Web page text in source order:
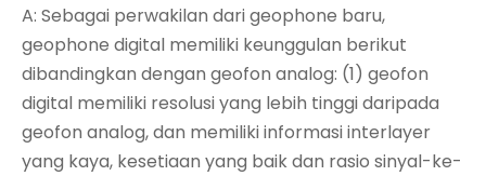
A: Sebagai perwakilan dari geophone baru,
geophone digital memiliki keunggulan berikut
dibandingkan dengan geofon analog: (1) geofon
digital memiliki resolusi yang lebih tinggi daripada
geofon analog, dan memiliki informasi interlayer
yang kaya, kesetiaan yang baik dan rasio sinyal-ke-